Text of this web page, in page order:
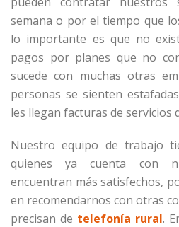
semana o por el tiempo que
lo importante es que no
pagos por planes que no
sucede con muchas otras
personas se sienten
les llegan facturas de servicios
Nuestro equipo de trabajo
quienes ya cuenta con
encuentran más satisfechos,
en recomendarnos con otras
precisan de telefonía rural.